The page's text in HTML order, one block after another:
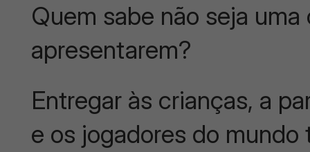
Quem sabe não seja
apresentarem?
Entregar às crianças, a
e os jogadores do